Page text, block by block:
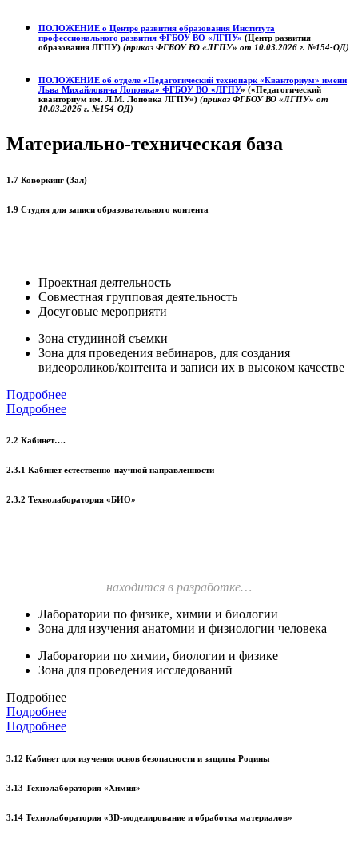
ПОЛОЖЕНИЕ о Центре развития образования Института
профессионального развития ФГБОУ ВО «ЛГПУ» (Центр развития
образования ЛГПУ) (приказ ФГБОУ ВО «ЛГПУ» от 10.03.2026 г. №154-ОД)
ПОЛОЖЕНИЕ об отделе «Педагогический технопарк «Кванториум» имени
Льва Михайловича Лоповка» ФГБОУ ВО «ЛГПУ» («Педагогический
кванториум им. Л.М. Лоповка ЛГПУ») (приказ ФГБОУ ВО «ЛГПУ» от
10.03.2026 г. №154-ОД)
Материально-техническая база
1.7 Коворкинг (Зал)
1.9 Студия для записи образовательного контента
Проектная деятельность
Совместная групповая деятельность
Досуговые мероприяти
Зона студииной съемки
Зона для проведения вебинаров, для создания
видеороликов/контента и записи их в высоком качестве
Подробнее
Подробнее
2.2 Кабинет….
2.3.1 Кабинет естественно-научной направленности
2.3.2 Технолаборатория «БИО»
находится в разработке…
Лаборатории по физике, химии и биологии
Зона для изучения анатомии и физиологии человека
Лаборатории по химии, биологии и физике
Зона для проведения исследований
Подробнее
Подробнее
Подробнее
3.12 Кабинет для изучения основ безопасности и защиты Родины
3.13 Технолаборатория «Химия»
3.14 Технолаборатория «3D-моделирование и обработка материалов»